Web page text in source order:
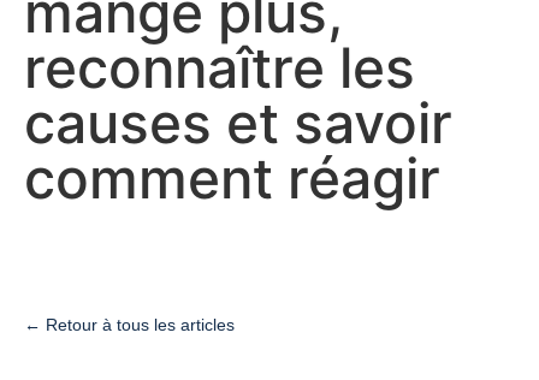
reconnaître les
causes et savoir
comment réagir
← Retour à tous les articles